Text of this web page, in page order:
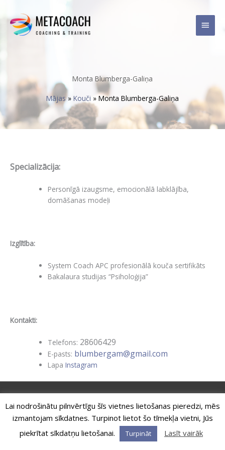
content
Main
Monta Blumberga-Galiņa
Mājas » Kouči » Monta Blumberga-Galiņa
Specializācija:
Personīgā izaugsme, emocionālā labklājība,
domāšanas modeļi
Izglītība:
System Coach APC profesionālā kouča sertifikāts
Bakalaura studijas “Psiholoģija”
Kontakti:
Telefons: 28606429
E-pasts: blumbergam@gmail.com
LapaInstagram
Copyright © 2026 MetaCoach | Powered by MetaCoach |
Privātuma Politika | Preču un pakalpojumu pirkšanas noteikumi
Lai nodrošinātu pilnvērtīgu šīs vietnes lietošanas pieredzi, mēs
izmantojam sīkdatnes. Turpinot lietot šo tīmekļa vietni, Jūs
piekrītat sīkdatņu lietošanai.
Turpināt Lasīt vairāk